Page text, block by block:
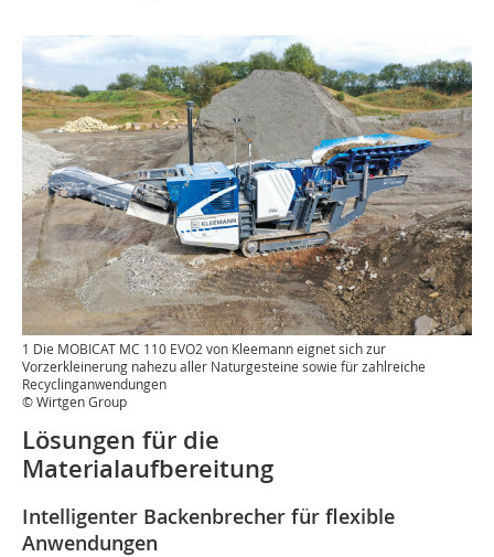
1 Die MOBICAT MC 110 EVO2 von Kleemann eignet sich zur
Vorzerkleinerung nahezu aller Naturgesteine sowie für zahlreiche
Recyclinganwendungen
© Wirtgen Group
Lösungen für die
Materialaufbereitung
Intelligenter Backenbrecher für flexible
Anwendungen